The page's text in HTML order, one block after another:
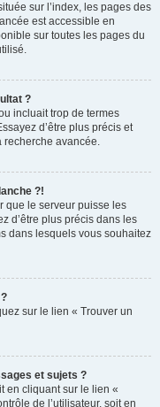
sur l’index, les pages des
est accessible en
sur toutes les pages du
?
incluait trop de termes
d’être plus précis et
recherche avancée.
?!
que le serveur puisse les
d’être plus précis dans les
dans lesquels vous souhaitez
sur le lien « Trouver un
et sujets ?
en cliquant sur le lien «
de l’utilisateur, soit en